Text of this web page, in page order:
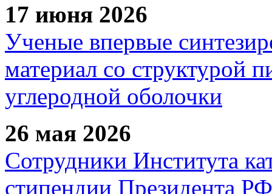
17 июня 2026
Ученые впервые
материал со структурой
углеродной оболочки
26 мая 2026
Сотрудники Института
стипендии Президента РФ